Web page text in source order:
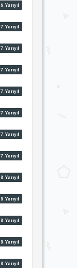
6.Yarıyıl
7.Yarıyıl
7.Yarıyıl
7.Yarıyıl
7.Yarıyıl
7.Yarıyıl
7.Yarıyıl
7.Yarıyıl
8.Yarıyıl
8.Yarıyıl
8.Yarıyıl
8.Yarıyıl
8.Yarıyıl